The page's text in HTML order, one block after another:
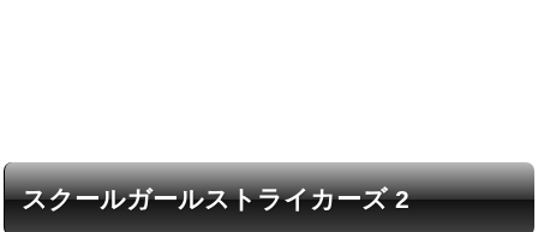
スクールガールストライカーズ 2